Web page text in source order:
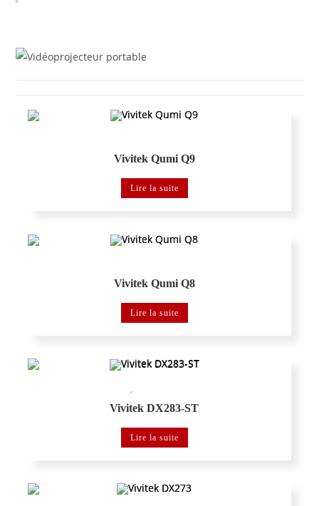
Vivitek Qumi Q9
Lire la suite
Vivitek Qumi Q8
Lire la suite
,
Vivitek DX283-ST
Lire la suite